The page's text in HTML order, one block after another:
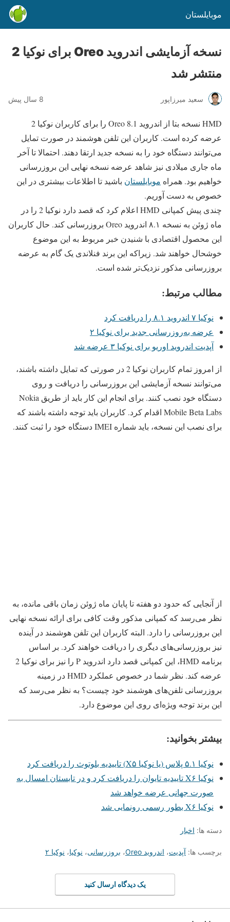
موبایلستان
نسخه آزمایشی اندروید Oreo برای نوکیا 2
منتشر شد
سعید میرزاپور 8 سال پیش
HMD نسخه بتا از اندروید Oreo 8.1 را برای کاربران نوکیا 2
عرضه کرده است. کاربران این تلفن هوشمند در صورت تمایل
می‌توانند دستگاه خود را به نسخه جدید ارتقا دهند. احتمالا تا آخر
ماه جاری میلادی نیز شاهد عرضه نسخه نهایی این بروزرسانی
خواهیم بود. همراه موبایلستان باشید تا اطلاعات بیشتری در این
خصوص به دست آوریم.
چندی پیش کمپانی HMD اعلام کرد که قصد دارد نوکیا 2 را در
ماه ژوئن به نسخه ۸.۱ اندروید Oreo بروزرسانی کند. حال کاربران
این محصول اقتصادی با شنیدن خبر مربوط به این موضوع
خوشحال خواهند شد. زیراکه این برند فنلاندی یک گام به عرضه
بروزرسانی مذکور نزدیک‌تر شده است.
مطالب مرتبط:
نوکیا ۷ اندروید ۸.۱ را دریافت کرد
عرضه به‌روزرسانی جدید برای نوکیا ۲
آپدیت اندروید اوریو برای نوکیا ۳ عرضه شد
از امروز تمام کاربران نوکیا 2 در صورتی که تمایل داشته باشند،
می‌توانند نسخه آزمایشی این بروزرسانی را دریافت و روی
دستگاه خود نصب کنند. برای انجام این کار باید از طریق Nokia
Mobile Beta Labs اقدام کرد. کاربران باید توجه داشته باشند که
برای نصب این نسخه، باید شماره IMEI دستگاه خود را ثبت کنند.
از آنجایی که حدود دو هفته تا پایان ماه ژوئن زمان باقی مانده، به
نظر می‌رسد که کمپانی مذکور وقت کافی برای ارائه نسخه نهایی
این بروزرسانی را دارد. البته کاربران این تلفن هوشمند در آینده
نیز بروزرسانی‌های دیگری را دریافت خواهند کرد. بر اساس
برنامه HMD، این کمپانی قصد دارد اندروید P را نیز برای نوکیا 2
عرضه کند. نظر شما در خصوص عملکرد HMD در زمینه
بروزرسانی تلفن‌های هوشمند خود چیست؟ به نظر می‌رسد که
این برند توجه ویژه‌ای روی این موضوع دارد.
بیشتر بخوانید:
نوکیا ۵.۱ پلاس (یا نوکیا X۵) تاییدیه بلوتوث را دریافت کرد
نوکیا X۶ تاییدیه تایوان را دریافت کرد و در تابستان امسال به
صورت جهانی عرضه خواهد شد
نوکیا X۶ بطور رسمی رونمایی شد
دسته ها: اخبار
برچسب ها: آپدیت، اندروید Oreo ، بروزرسانی، نوکیا، نوکیا ۲
یک دیدگاه ارسال کنید